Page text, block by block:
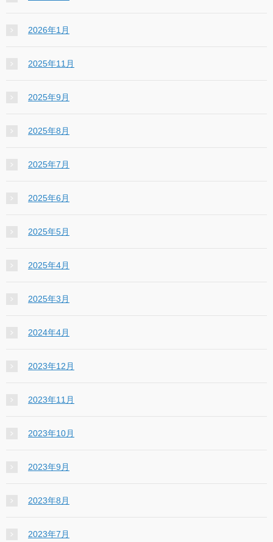
2026年1月
2025年11月
2025年9月
2025年8月
2025年7月
2025年6月
2025年5月
2025年4月
2025年3月
2024年4月
2023年12月
2023年11月
2023年10月
2023年9月
2023年8月
2023年7月